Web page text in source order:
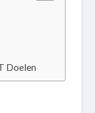
Doelen